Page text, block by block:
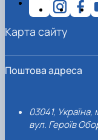
Поштова адреса
03041, Україна,
вул. Героїв
Карта сайту